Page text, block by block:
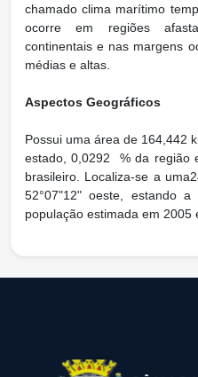
chamado clima marítimo
ocorre em regiões
continentais e nas margens
médias e altas.
Aspectos Geográficos
Possui uma área de 164,442
estado, 0,0292 % da região
brasileiro. Localiza-se a
52°07"12" oeste, estando
população estimada em 2005